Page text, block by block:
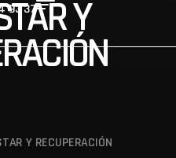
93 37 Y
Y RECUPERACIÓN